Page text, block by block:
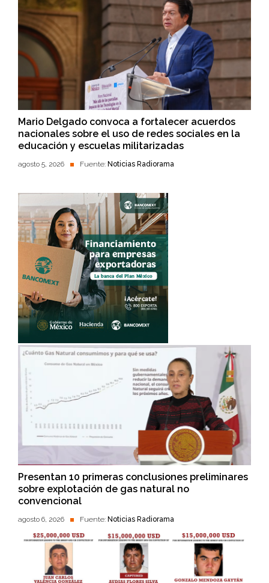
Mario Delgado convoca a fortalecer acuerdos
nacionales sobre el uso de redes sociales en la
educación y escuelas militarizadas
agosto 5, 2026 Fuente: Noticias Radiorama
Presentan 10 primeras conclusiones preliminares
sobre explotación de gas natural no
convencional
agosto 6, 2026 Fuente: Noticias Radiorama